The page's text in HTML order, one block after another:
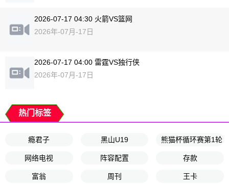
2026-07-17 04:30 火箭VS篮网
2026年-07月-17日
2026-07-17 04:00 雷霆VS独行侠
2026年-07月-17日
热门标签
瘾君子 黑山U19 熊猫杯循环赛第1轮
网络电视 阵容配置 存款
富翁 周刊 王卡